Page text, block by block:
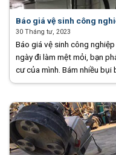
Báo giá vệ sinh công
30 Tháng tư, 2023
Báo giá vệ sinh công
ngày đi làm mệt mỏi, bạn
cư của mình. Bám nhiều bụi